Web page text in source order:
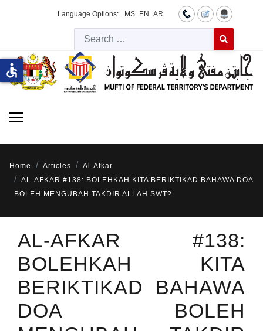
Language Options: MS EN AR
Type 2 or
Home Articles
Al-Afkar
AL-AFKAR #138: BOLEHKAH KITA BERIKTIKAD BAHAWA DOA
BOLEH MENGUBAH TAKDIR ALLAH SWT?
AL-AFKAR #138:
BOLEHKAH KITA
BERIKTIKAD BAHAWA
DOA BOLEH
accessible